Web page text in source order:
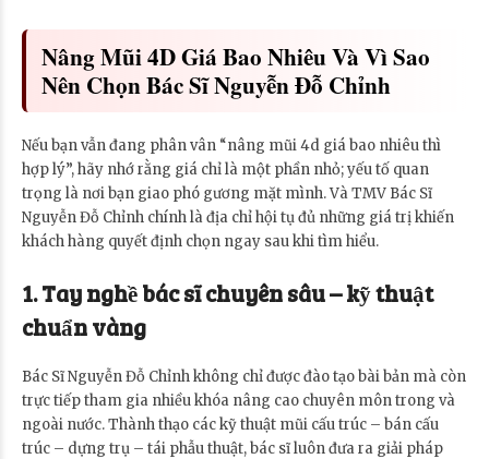
Nâng Mũi 4D Giá Bao Nhiêu Và Vì Sao
Nên Chọn Bác Sĩ Nguyễn Đỗ Chỉnh
Nếu bạn vẫn đang phân vân “nâng mũi 4d giá bao nhiêu thì
hợp lý”, hãy nhớ rằng giá chỉ là một phần nhỏ; yếu tố quan
trọng là nơi bạn giao phó gương mặt mình. Và TMV Bác Sĩ
Nguyễn Đỗ Chỉnh chính là địa chỉ hội tụ đủ những giá trị khiến
khách hàng quyết định chọn ngay sau khi tìm hiểu.
1. Tay nghề bác sĩ chuyên sâu – kỹ thuật
chuẩn vàng
Bác Sĩ Nguyễn Đỗ Chỉnh không chỉ được đào tạo bài bản mà còn
trực tiếp tham gia nhiều khóa nâng cao chuyên môn trong và
ngoài nước. Thành thạo các kỹ thuật mũi cấu trúc – bán cấu
trúc – dựng trụ – tái phẫu thuật, bác sĩ luôn đưa ra giải pháp